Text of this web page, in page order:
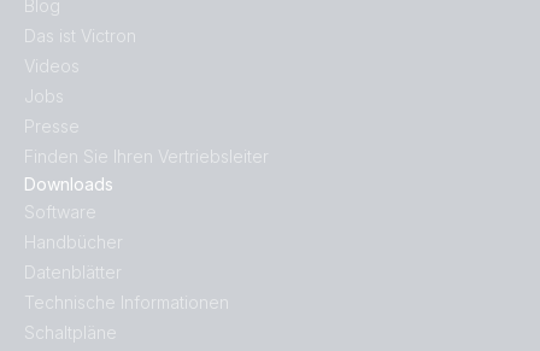
Downloads
Software
Handbücher
Datenblätter
Technische Informationen
Schaltpläne
Blog
Das ist Victron
Videos
Jobs
Presse
Finden Sie Ihren Vertriebsleiter